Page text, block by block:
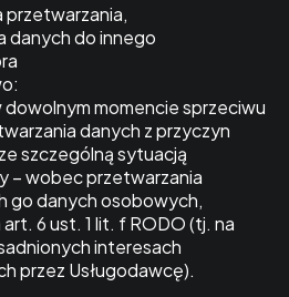
przetwarzania,
danych do innego
dowolnym momencie sprzeciwu
danych z przyczyn
szczególną sytuacją
– wobec przetwarzania
go danych osobowych,
6 ust. 1 lit. f RODO (tj. na
interesach
przez Usługodawcę).